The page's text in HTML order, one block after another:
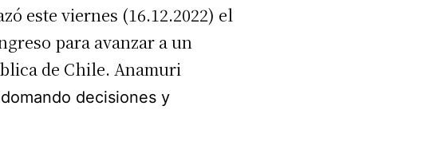
este viernes (16.12.2022) el
para avanzar a un
de Chile. Anamuri
decisiones y